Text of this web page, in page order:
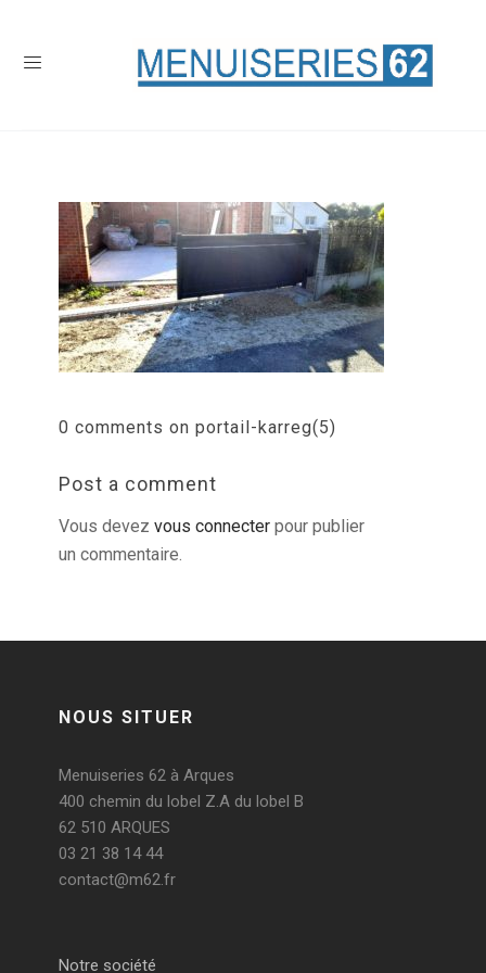
0 comments on portail-karreg(5)
Post a comment
Vous devez vous connecter pour publier
un commentaire.
NOUS SITUER
Menuiseries 62 à Arques
400 chemin du lobel Z.A du lobel B
62 510 ARQUES
03 21 38 14 44
contact@m62.fr
Notre société